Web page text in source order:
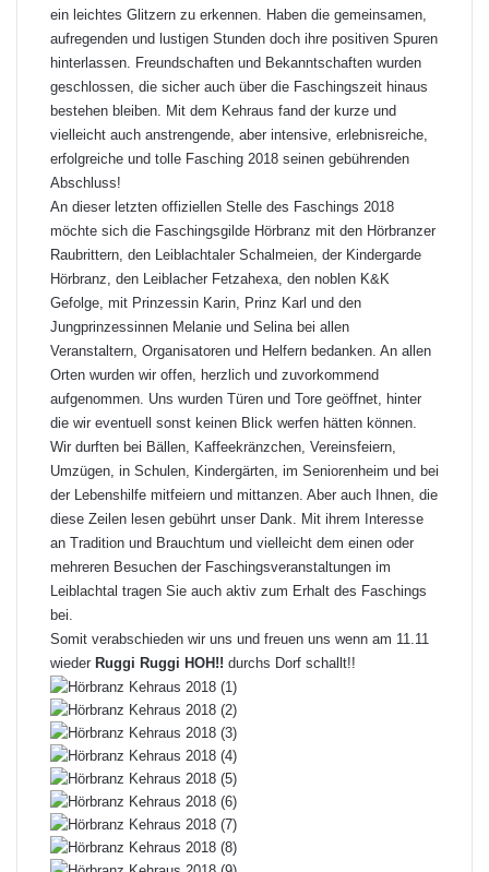
ein leichtes Glitzern zu erkennen. Haben die gemeinsamen,
aufregenden und lustigen Stunden doch ihre positiven Spuren
hinterlassen. Freundschaften und Bekanntschaften wurden
geschlossen, die sicher auch über die Faschingszeit hinaus
bestehen bleiben. Mit dem Kehraus fand der kurze und
vielleicht auch anstrengende, aber intensive, erlebnisreiche,
erfolgreiche und tolle Fasching 2018 seinen gebührenden
Abschluss!
An dieser letzten offiziellen Stelle des Faschings 2018
möchte sich die Faschingsgilde Hörbranz mit den Hörbranzer
Raubrittern, den Leiblachtaler Schalmeien, der Kindergarde
Hörbranz, den Leiblacher Fetzahexa, den noblen K&K
Gefolge, mit Prinzessin Karin, Prinz Karl und den
Jungprinzessinnen Melanie und Selina bei allen
Veranstaltern, Organisatoren und Helfern bedanken. An allen
Orten wurden wir offen, herzlich und zuvorkommend
aufgenommen. Uns wurden Türen und Tore geöffnet, hinter
die wir eventuell sonst keinen Blick werfen hätten können.
Wir durften bei Bällen, Kaffeekränzchen, Vereinsfeiern,
Umzügen, in Schulen, Kindergärten, im Seniorenheim und bei
der Lebenshilfe mitfeiern und mittanzen. Aber auch Ihnen, die
diese Zeilen lesen gebührt unser Dank. Mit ihrem Interesse
an Tradition und Brauchtum und vielleicht dem einen oder
mehreren Besuchen der Faschingsveranstaltungen im
Leiblachtal tragen Sie auch aktiv zum Erhalt des Faschings
bei.
Somit verabschieden wir uns und freuen uns wenn am 11.11
wieder Ruggi Ruggi HOH!! durchs Dorf schallt!!